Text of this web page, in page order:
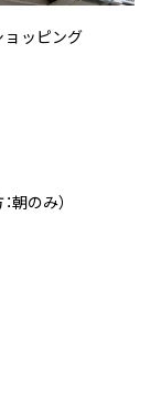
ッピング
朝のみ）